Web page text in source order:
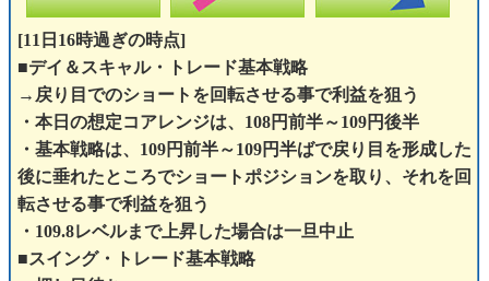
[11日16時過ぎの時点]
■デイ＆スキャル・トレード基本戦略
→戻り目でのショートを回転させる事で利益を狙う
・本日の想定コアレンジは、108円前半～109円後半
・基本戦略は、109円前半～109円半ばで戻り目を形成した
後に垂れたところでショートポジションを取り、それを回
転させる事で利益を狙う
・109.8レベルまで上昇した場合は一旦中止
■スイング・トレード基本戦略